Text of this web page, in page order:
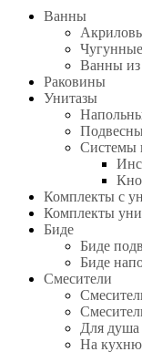
Ванны
Ванны из
Раковины
Унитазы
Системы
Комплекты с
Комплекты
Биде
Биде
Биде
Смесители
Для душа
На кухню